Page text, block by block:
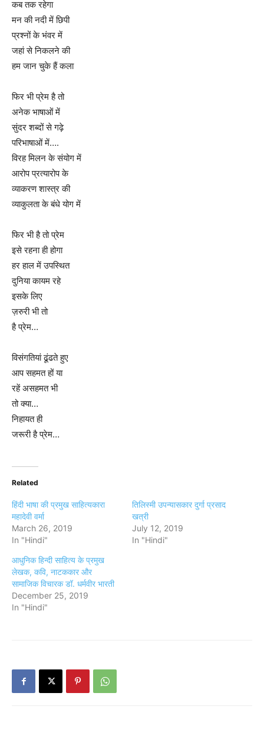
कब तक रहेगा
मन की नदी में छिपी
प्रश्नों के भंवर में
जहां से निकलने की
हम जान चुके हैं कला
फिर भी प्रेम है तो
अनेक भाषाओं में
सुंदर शब्दों से गढ़े
परिभाषाओं में….
विरह मिलन के संयोग में
आरोप प्रत्यारोप के
व्याकरण शास्त्र की
व्याकुलता के बंधे योग में
फिर भी है तो प्रेम
इसे रहना ही होगा
हर हाल में उपस्थित
दुनिया कायम रहे
इसके लिए
ज़रुरी भी तो
है प्रेम…
विसंगतियां ढूंढते हुए
आप सहमत हों या
रहें असहमत भी
तो क्या…
निहायत ही
जरूरी है प्रेम…
Related
हिंदी भाषा की प्रमुख साहित्यकारा
महादेवी वर्मा
March 26, 2019
In "Hindi"
तिलिस्मी उपन्यासकार दुर्गा प्रसाद
खत्री
July 12, 2019
In "Hindi"
आधुनिक हिन्दी साहित्य के प्रमुख
लेखक, कवि, नाटककार और
सामाजिक विचारक डॉ. धर्मवीर भारती
December 25, 2019
In "Hindi"